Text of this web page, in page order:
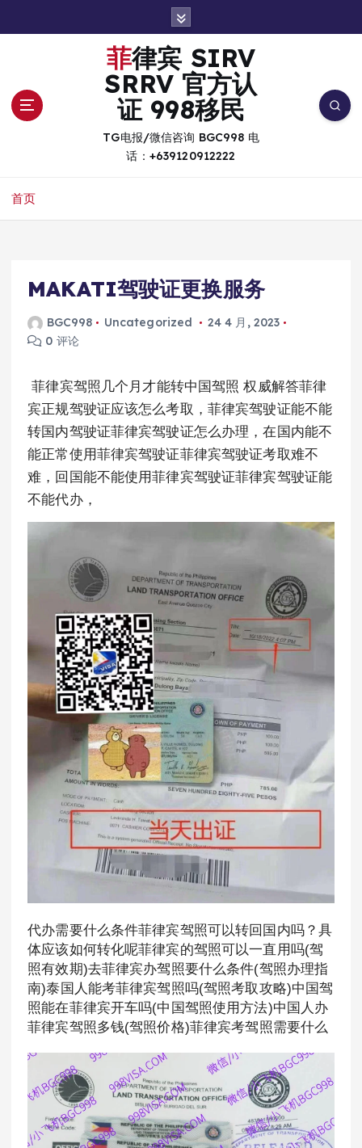
菲律宾 SIRV
SRRV 官方认
证 998移民
TG电报/微信咨询 BGC998 电
话：+639120912222
首页
MAKATI驾驶证更换服务
BGC998 Uncategorized
24 4 月, 2023
0 评论
菲律宾驾照几个月才能转中国驾照 权威解答菲律
宾正规驾驶证应该怎么考取，菲律宾驾驶证能不能
转国内驾驶证菲律宾驾驶证怎么办理，在国内能不
能正常使用菲律宾驾驶证菲律宾驾驶证考取难不
难，回国能不能使用菲律宾驾驶证菲律宾驾驶证能
不能代办，
代办需要什么条件菲律宾驾照可以转回国内吗？具
体应该如何转化呢菲律宾的驾照可以一直用吗(驾
照有效期)去菲律宾办驾照要什么条件(驾照办理指
南)泰国人能考菲律宾驾照吗(驾照考取攻略)中国驾
照能在菲律宾开车吗(中国驾照使用方法)中国人办
菲律宾驾照多钱(驾照价格)菲律宾考驾照需要什么